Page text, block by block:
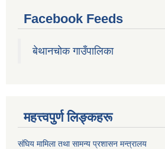
Facebook Feeds
बेथानचोक गाउँपालिका
महत्त्वपुर्ण लिङ्कहरू
संघिय मामिला तथा सामन्य प्रशासन मन्त्रालय